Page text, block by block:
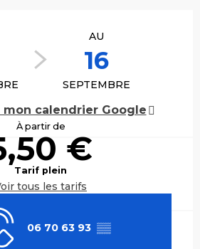
AU
16
SEPTEMBRE
mon calendrier Google
À partir de
€
Tarif plein
tous les tarifs
06 70 63 93 ▒▒